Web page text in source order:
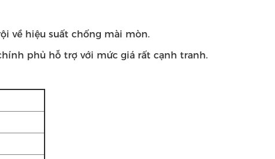
về hiệu suất chống mài mòn.
phủ hỗ trợ với mức giá rất cạnh tranh.